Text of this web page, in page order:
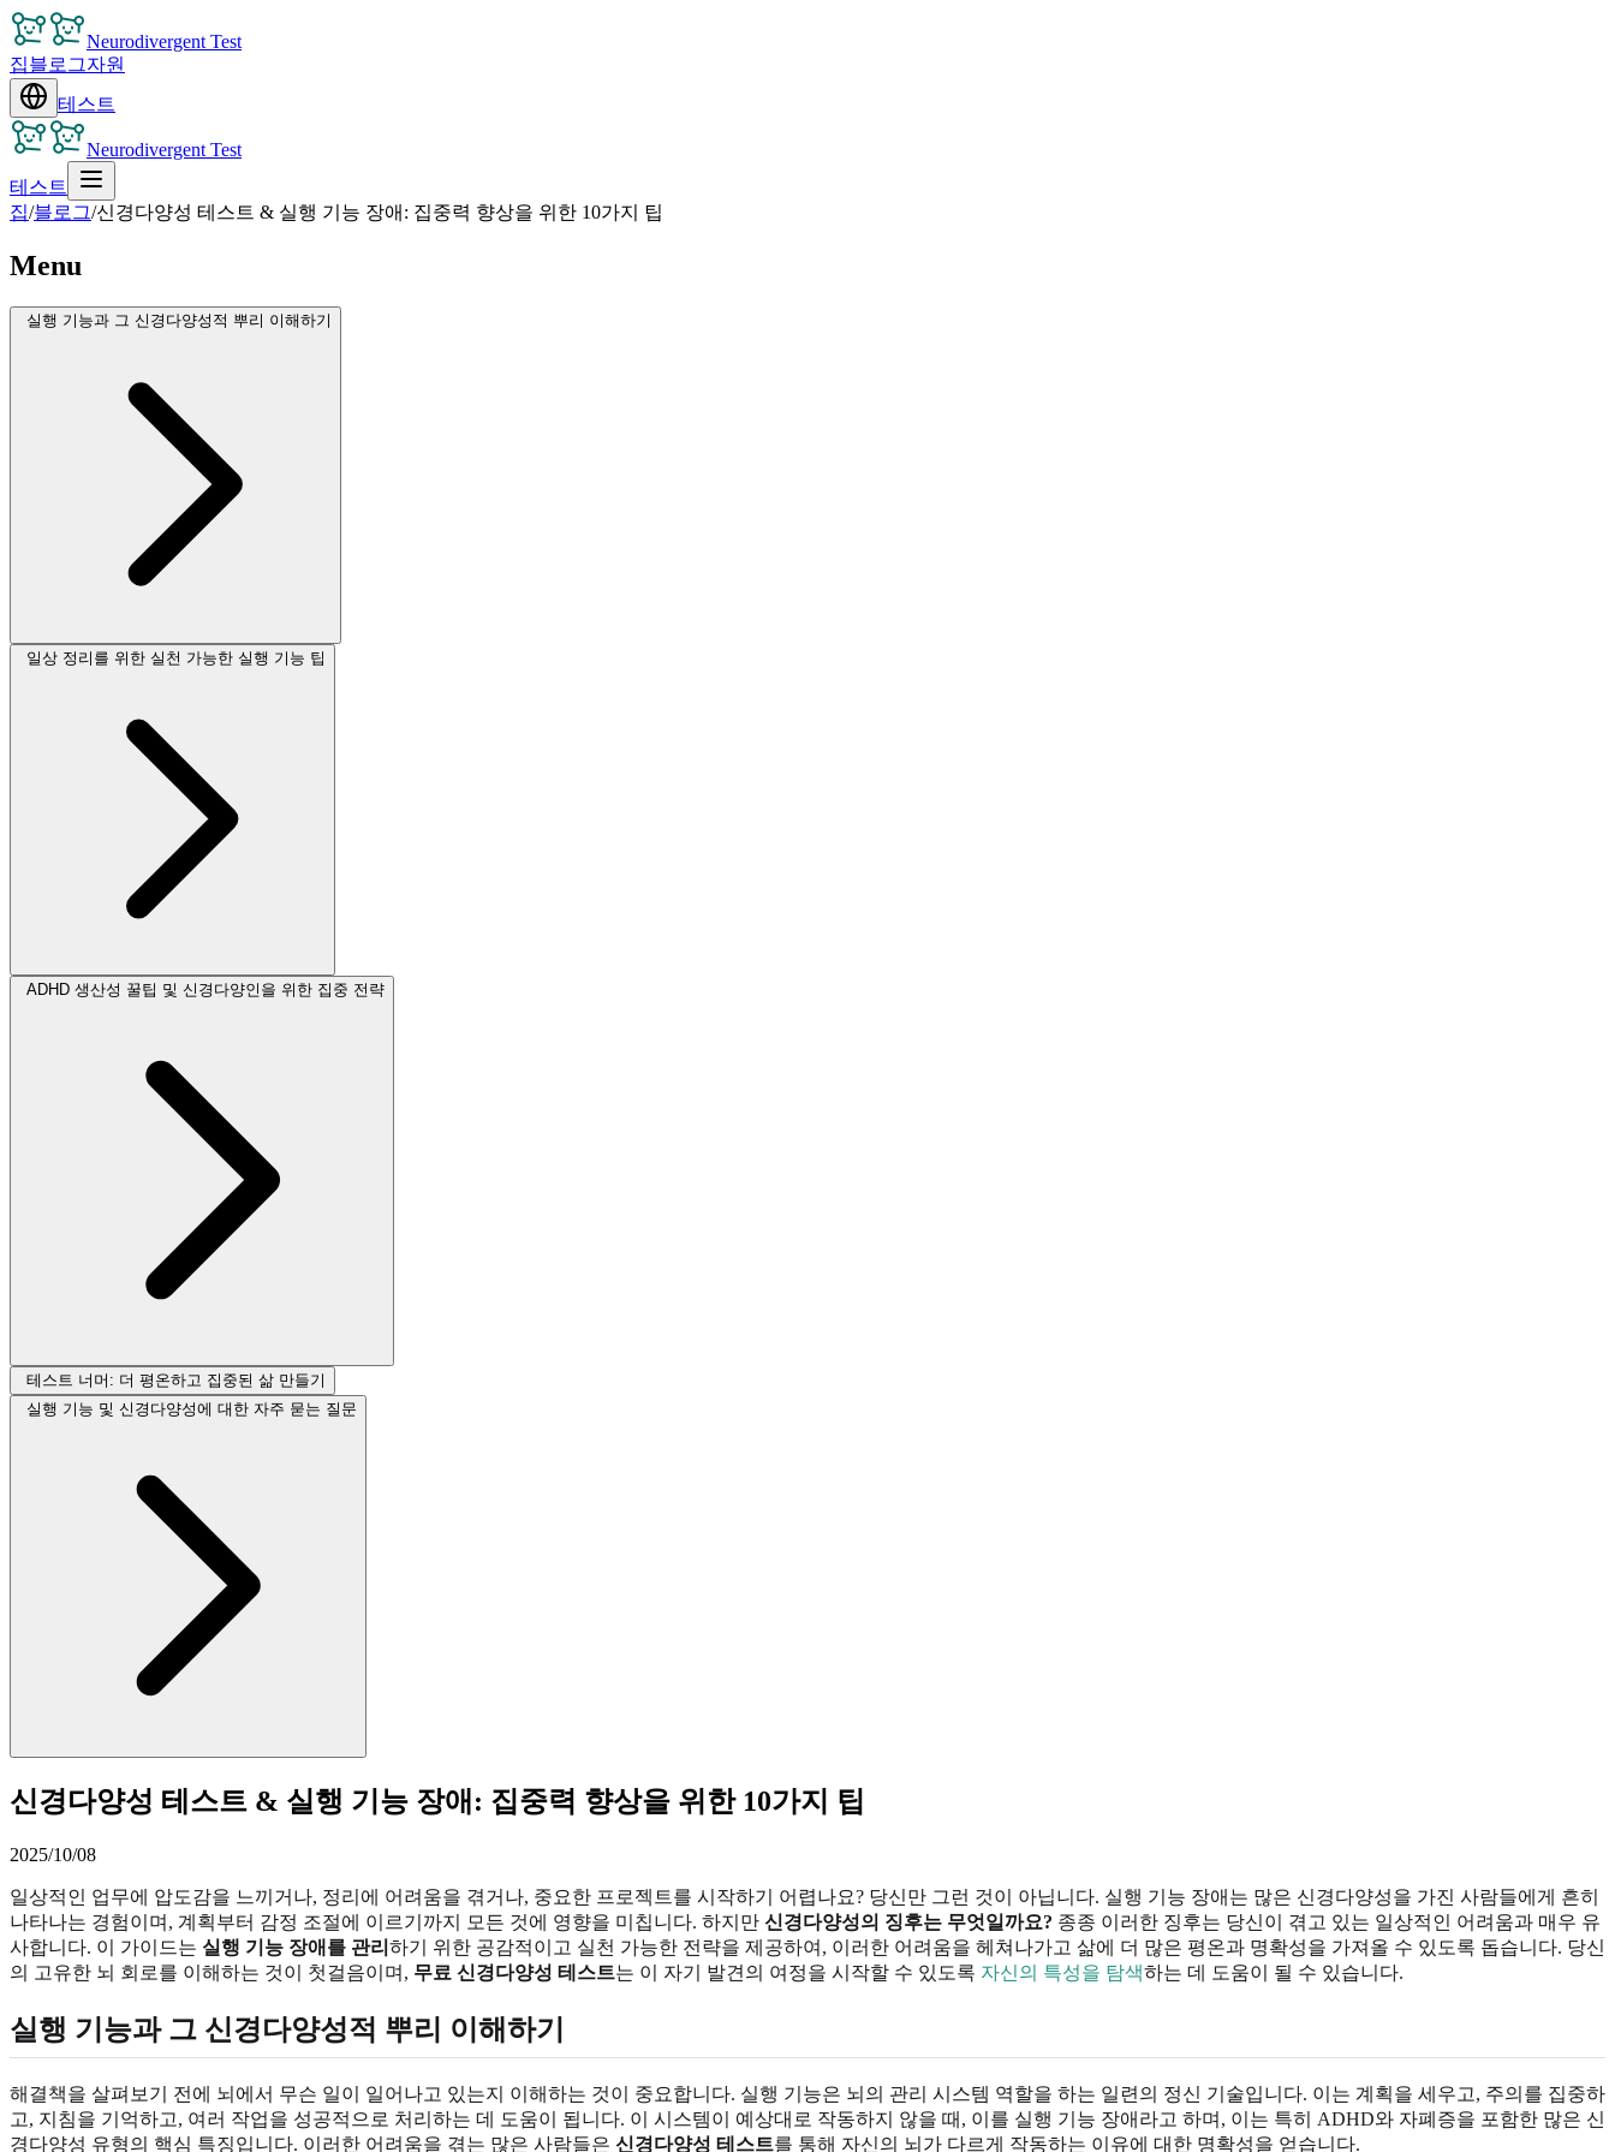
Neurodivergent Test
집블로그자원
테스트
Neurodivergent Test
테스트
집/블로그/신경다양성 테스트 & 실행 기능 장애: 집중력 향상을 위한 10가지 팁
Menu
실행 기능과 그 신경다양성적 뿌리 이해하기
일상 정리를 위한 실천 가능한 실행 기능 팁
ADHD 생산성 꿀팁 및 신경다양인을 위한 집중 전략
테스트 너머: 더 평온하고 집중된 삶 만들기
실행 기능 및 신경다양성에 대한 자주 묻는 질문
신경다양성 테스트 & 실행 기능 장애: 집중력 향상을 위한 10가지 팁
2025/10/08
일상적인 업무에 압도감을 느끼거나, 정리에 어려움을 겪거나, 중요한 프로젝트를 시작하기 어렵나요? 당신만 그런 것이 아닙니다. 실행 기능 장애는 많은 신경다양성을 가진 사람들에게 흔히
나타나는 경험이며, 계획부터 감정 조절에 이르기까지 모든 것에 영향을 미칩니다. 하지만 신경다양성의 징후는 무엇일까요? 종종 이러한 징후는 당신이 겪고 있는 일상적인 어려움과 매우 유
사합니다. 이 가이드는 실행 기능 장애를 관리 하기 위한 공감적이고 실천 가능한 전략을 제공하여, 이러한 어려움을 헤쳐나가고 삶에 더 많은 평온과 명확성을 가져올 수 있도록 돕습니다. 당신
의 고유한 뇌 회로를 이해하는 것이 첫걸음이며, 무료 신경다양성 테스트는 이 자기 발견의 여정을 시작할 수 있도록 자신의 특성을 탐색하는 데 도움이 될 수 있습니다.
실행 기능과 그 신경다양성적 뿌리 이해하기
해결책을 살펴보기 전에 뇌에서 무슨 일이 일어나고 있는지 이해하는 것이 중요합니다. 실행 기능은 뇌의 관리 시스템 역할을 하는 일련의 정신 기술입니다. 이는 계획을 세우고, 주의를 집중하
고, 지침을 기억하고, 여러 작업을 성공적으로 처리하는 데 도움이 됩니다. 이 시스템이 예상대로 작동하지 않을 때, 이를 실행 기능 장애라고 하며, 이는 특히 ADHD와 자폐증을 포함한 많은 신
경다양성 유형의 핵심 특징입니다. 이러한 어려움을 겪는 많은 사람들은 신경다양성 테스트를 통해 자신의 뇌가 다르게 작동하는 이유에 대한 명확성을 얻습니다.